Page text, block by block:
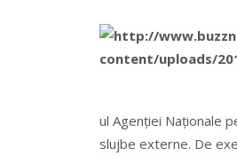
ul Agenţiei Naţionale
slujbe externe. De